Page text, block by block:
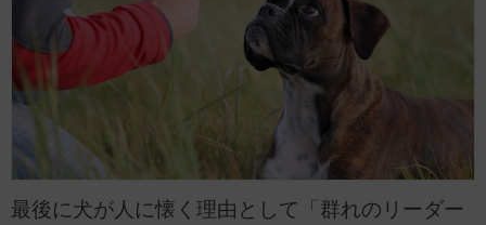
最後に犬が人に懐く理由として「群れのリーダー